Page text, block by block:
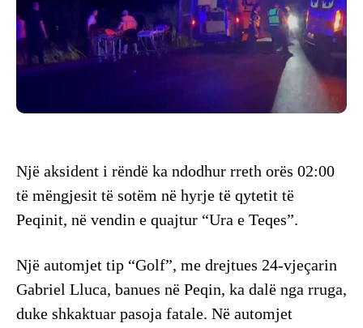
Një aksident i rëndë ka ndodhur rreth orës 02:00
të mëngjesit të sotëm në hyrje të qytetit të
Peqinit, në vendin e quajtur “Ura e Teqes”.
Një automjet tip “Golf”, me drejtues 24-vjeçarin
Gabriel Lluca, banues në Peqin, ka dalë nga rruga,
duke shkaktuar pasoja fatale. Në automjet